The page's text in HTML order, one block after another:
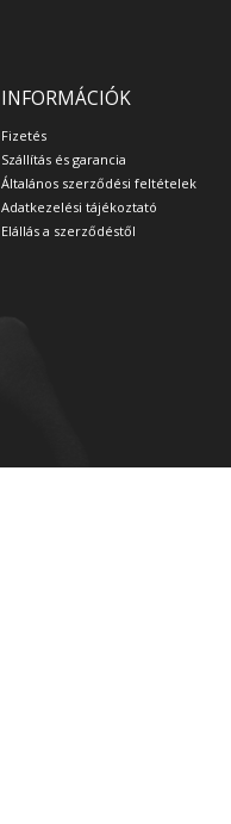
INFORMÁCIÓK
Fizetés
Szállítás és garancia
Általános szerződési feltételek
Adatkezelési tájékoztató
Elállás a szerződéstől